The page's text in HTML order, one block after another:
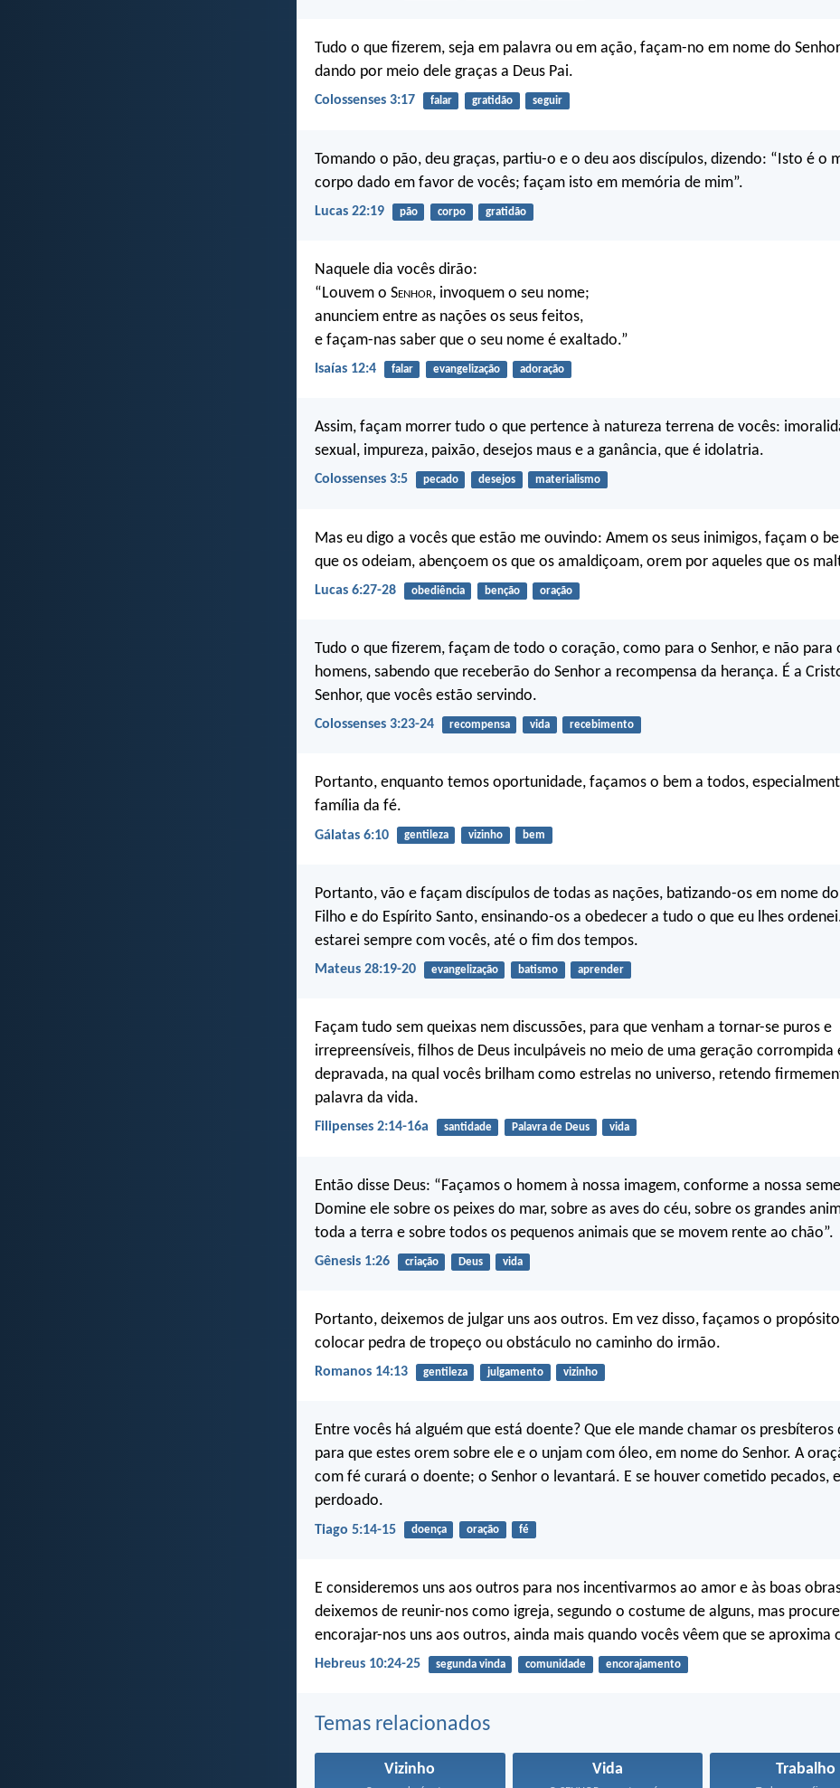
Tudo o que fizerem, seja em palavra ou em ação, façam-no em nome do
dando por meio dele graças a Deus Pai.
Colossenses 3:17 falar gratidão seguir
Tomando o pão, deu graças, partiu-o e o deu aos discípulos, dizendo: “Isto é o
corpo dado em favor de vocês; façam isto em memória de mim”.
Lucas 22:19 pão corpo gratidão
Naquele dia vocês dirão:
“Louvem o Senhor, invoquem o seu nome;
anunciem entre as nações os seus feitos,
e façam-nas saber que o seu nome é exaltado.”
Isaías 12:4 falar evangelização adoração
Assim, façam morrer tudo o que pertence à natureza terrena de vocês:
sexual, impureza, paixão, desejos maus e a ganância, que é idolatria.
Colossenses 3:5 pecado desejos materialismo
Mas eu digo a vocês que estão me ouvindo: Amem os seus inimigos, façam o
que os odeiam, abençoem os que os amaldiçoam, orem por aqueles que os
Lucas 6:27-28 obediência benção oração
Tudo o que fizerem, façam de todo o coração, como para o Senhor, e não para
homens, sabendo que receberão do Senhor a recompensa da herança. É a
Senhor, que vocês estão servindo.
Colossenses 3:23-24 recompensa vida recebimento
Portanto, enquanto temos oportunidade, façamos o bem a todos,
família da fé.
Gálatas 6:10 gentileza vizinho bem
Portanto, vão e façam discípulos de todas as nações, batizando-os em nome
Filho e do Espírito Santo, ensinando-os a obedecer a tudo o que eu lhes
estarei sempre com vocês, até o fim dos tempos.
Mateus 28:19-20 evangelização batismo aprender
Façam tudo sem queixas nem discussões, para que venham a tornar-se puros e
irrepreensíveis, filhos de Deus inculpáveis no meio de uma geração corrompida
depravada, na qual vocês brilham como estrelas no universo, retendo
palavra da vida.
Filipenses 2:14-16a santidade Palavra de Deus vida
Então disse Deus: “Façamos o homem à nossa imagem, conforme a nossa
Domine ele sobre os peixes do mar, sobre as aves do céu, sobre os grandes
toda a terra e sobre todos os pequenos animais que se movem rente ao chão”.
Gênesis 1:26 criação Deus vida
Portanto, deixemos de julgar uns aos outros. Em vez disso, façamos o
colocar pedra de tropeço ou obstáculo no caminho do irmão.
Romanos 14:13 gentileza julgamento vizinho
Entre vocês há alguém que está doente? Que ele mande chamar os presbíteros
para que estes orem sobre ele e o unjam com óleo, em nome do Senhor. A
com fé curará o doente; o Senhor o levantará. E se houver cometido pecados,
perdoado.
Tiago 5:14-15 doença oração fé
E consideremos uns aos outros para nos incentivarmos ao amor e às boas
deixemos de reunir-nos como igreja, segundo o costume de alguns, mas
encorajar-nos uns aos outros, ainda mais quando vocês vêem que se aproxima
Hebreus 10:24-25 segunda vinda comunidade encorajamento
Temas relacionados
Vizinho Vida Trabalho